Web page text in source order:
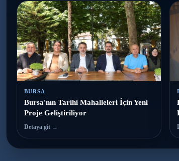
BURSA
Bursa'nın Tarihi Mahalleleri İçin Yeni
Proje Geliştiriliyor
Detaya git →